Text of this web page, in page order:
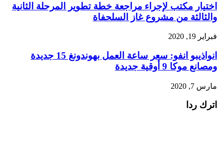
اختيار مكتب لإجراء مراجعة خطة تطوير المرحلة الثانية
والثالثة من مشروع غاز السلحفاة
فبراير 19, 2020
انواذيبو انفو: سعر ساعة العمل بهوندونغ 15 جديدة
ومصانع موكا 9 أوقية جديدة
مارس 7, 2020
اترك ردا